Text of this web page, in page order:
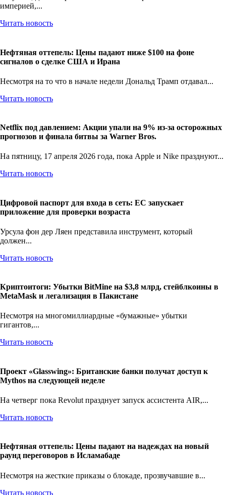
империей,...
Читать новость
Нефтяная оттепель: Цены падают ниже $100 на фоне
сигналов о сделке США и Ирана
Несмотря на то что в начале недели Дональд Трамп отдавал...
Читать новость
Netflix под давлением: Акции упали на 9% из-за осторожных
прогнозов и финала битвы за Warner Bros.
На пятницу, 17 апреля 2026 года, пока Apple и Nike празднуют...
Читать новость
Цифровой паспорт для входа в сеть: ЕС запускает
приложение для проверки возраста
Урсула фон дер Ляен представила инструмент, который
должен...
Читать новость
Криптоитоги: Убытки BitMine на $3,8 млрд, стейблкоины в
MetaMask и легализация в Пакистане
Несмотря на многомиллиардные «бумажные» убытки
гигантов,...
Читать новость
Проект «Glasswing»: Британские банки получат доступ к
Mythos на следующей неделе
На четверг пока Revolut празднует запуск ассистента AIR,...
Читать новость
Нефтяная оттепель: Цены падают на надеждах на новый
раунд переговоров в Исламабаде
Несмотря на жесткие приказы о блокаде, прозвучавшие в...
Читать новость